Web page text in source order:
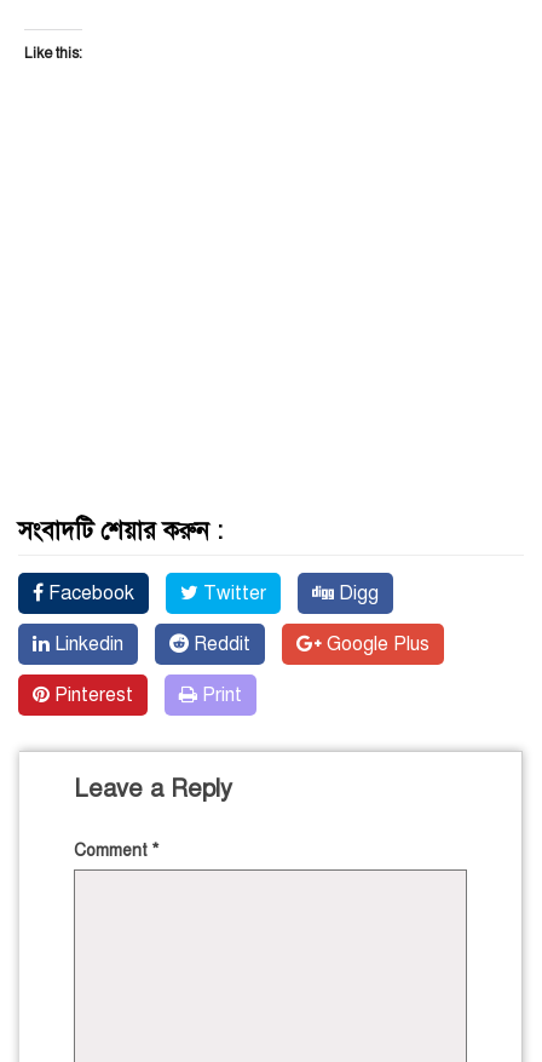
Like this:
সংবাদটি শেয়ার করুন :
Facebook Twitter Digg
Linkedin Reddit Google Plus
Pinterest Print
Leave a Reply
Comment *